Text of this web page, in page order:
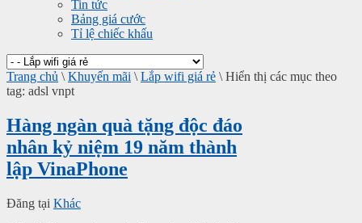
Tin tức
Bảng giá cước
Tỉ lệ chiếc khấu
Trang chủ \ Khuyến mãi \ Lắp wifi giá rẻ \ Hiển thị các mục theo
tag: adsl vnpt
Hàng ngàn quà tặng độc đáo
nhân kỷ niệm 19 năm thành
lập VinaPhone
Đăng tại Khác